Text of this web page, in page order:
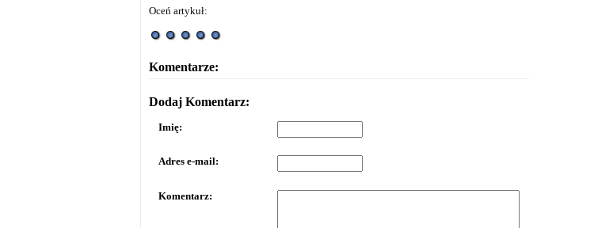
Oceń artykuł:
Komentarze:
Dodaj Komentarz:
Imię:
Adres e-mail:
Komentarz: